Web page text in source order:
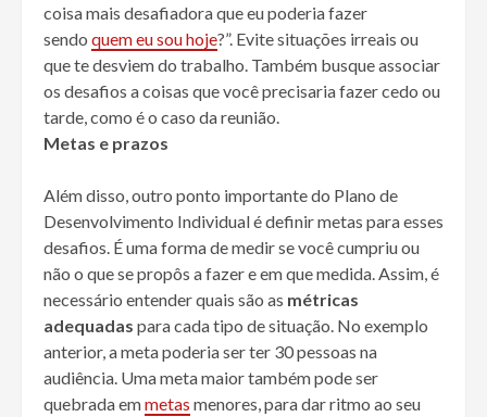
coisa mais desafiadora que eu poderia fazer
sendo quem eu sou hoje?”. Evite situações irreais ou
que te desviem do trabalho. Também busque associar
os desafios a coisas que você precisaria fazer cedo ou
tarde, como é o caso da reunião.
Metas e prazos
Além disso, outro ponto importante do Plano de
Desenvolvimento Individual é definir metas para esses
desafios. É uma forma de medir se você cumpriu ou
não o que se propôs a fazer e em que medida. Assim, é
necessário entender quais são as métricas
adequadas para cada tipo de situação. No exemplo
anterior, a meta poderia ser ter 30 pessoas na
audiência. Uma meta maior também pode ser
quebrada emmetas menores, para dar ritmo ao seu